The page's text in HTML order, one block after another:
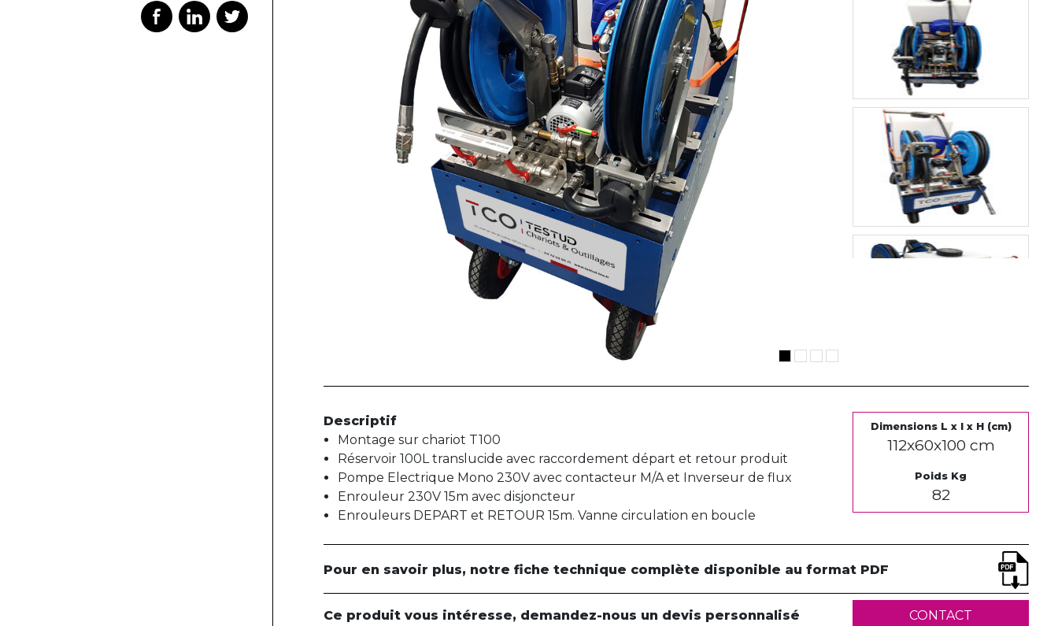
Descriptif
Montage sur chariot T100
Réservoir 100L translucide avec raccordement départ et retour produit
Pompe Electrique Mono 230V avec contacteur M/A et Inverseur de flux
Enrouleur 230V 15m avec disjoncteur
Enrouleurs DEPART et RETOUR 15m. Vanne circulation en boucle
Dimensions L x l x H (cm)
112x60x100 cm
Poids Kg
82
Pour en savoir plus, notre fiche technique complète disponible au format PDF
Ce produit vous intéresse, demandez-nous un devis personnalisé CONTACT